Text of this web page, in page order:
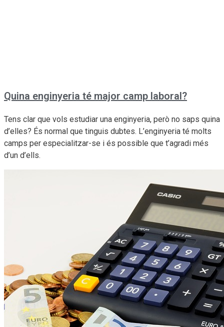
Quina enginyeria té major camp laboral?
Tens clar que vols estudiar una enginyeria, però no saps quina
d’elles? És normal que tinguis dubtes. L’enginyeria té molts
camps per especialitzar-se i és possible que t’agradi més
d’un d’ells.